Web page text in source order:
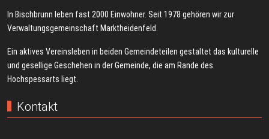
In Bischbrunn leben fast 2000 Einwohner. Seit 1978 gehören wir zur
Verwaltungsgemeinschaft Marktheidenfeld.
Ein aktives Vereinsleben in beiden Gemeindeteilen gestaltet das kulturelle
und gesellige Geschehen in der Gemeinde, die am Rande des
Hochspessarts liegt.
Kontakt